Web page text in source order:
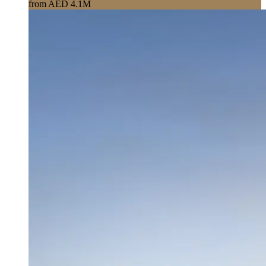
from AED 4.1M